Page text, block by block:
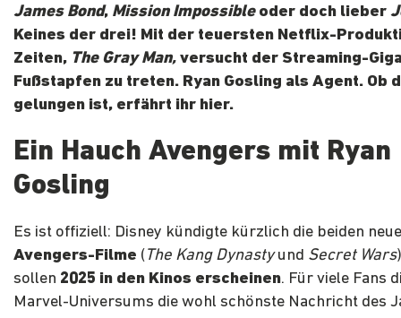
James Bond, Mission Impossibleoder doch lieber
Keines der drei! Mit der teuersten Netflix-
Zeiten, The Gray Man, versucht der Streaming-
Fußstapfen zu treten. Ryan Gosling als Agent. Ob
gelungen ist, erfährt ihr hier.
Ein Hauch Avengers mit Ryan
Gosling
Es ist offiziell: Disney kündigte kürzlich die beiden
Avengers-Filme ( The Kang Dynastyund Secret Wars
sollen 2025 in den Kinos erscheinen. Für viele Fans
Marvel-Universums die wohl schönste Nachricht des